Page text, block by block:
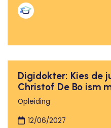
Digidokter: Kies de
Christof De Bo ism
Opleiding
12/06/2027